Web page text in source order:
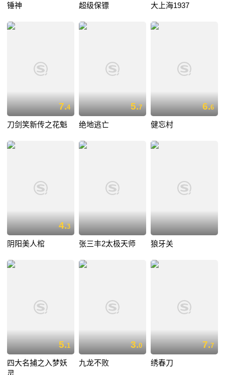
锤神 超级保镖 大上海1937
7.4
刀剑笑新传之花魁
5.7
绝地逃亡
6.6
健忘村
4.3
阴阳美人棺 张三丰2太极天师 狼牙关
5.1
四大名捕之入梦妖
3.0
九龙不败
7.7
绣春刀